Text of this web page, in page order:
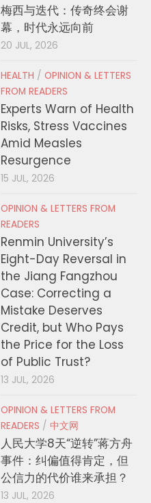
梅西与迭代：传奇终会谢
幕，时代永远向前
20 JUL, 2026
HEALTH / OPINION & LETTERS
FROM READERS
Experts Warn of Health
Risks, Stress Vaccines
Amid Measles
Resurgence
15 JUL, 2026
OPINION & LETTERS FROM
READERS
Renmin University’s
Eight-Day Reversal in
the Jiang Fangzhou
Case: Correcting a
Mistake Deserves
Credit, but Who Pays
the Price for the Loss
of Public Trust?
13 JUL, 2026
OPINION & LETTERS FROM
READERS / 中文网
人民大学8天“逆转”蒋方舟
事件：纠偏值得肯定，但
公信力的代价谁来承担？
13 JUL, 2026